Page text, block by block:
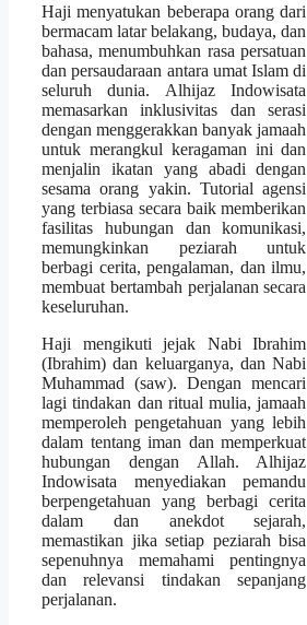
Haji menyatukan beberapa orang dari
bermacam latar belakang, budaya, dan
bahasa, menumbuhkan rasa persatuan
dan persaudaraan antara umat Islam di
seluruh dunia. Alhijaz Indowisata
memasarkan inklusivitas dan serasi
dengan menggerakkan banyak jamaah
untuk merangkul keragaman ini dan
menjalin ikatan yang abadi dengan
sesama orang yakin. Tutorial agensi
yang terbiasa secara baik memberikan
fasilitas hubungan dan komunikasi,
memungkinkan peziarah untuk
berbagi cerita, pengalaman, dan ilmu,
membuat bertambah perjalanan secara
keseluruhan.
Haji mengikuti jejak Nabi Ibrahim
(Ibrahim) dan keluarganya, dan Nabi
Muhammad (saw). Dengan mencari
lagi tindakan dan ritual mulia, jamaah
memperoleh pengetahuan yang lebih
dalam tentang iman dan memperkuat
hubungan dengan Allah. Alhijaz
Indowisata menyediakan pemandu
berpengetahuan yang berbagi cerita
dalam dan anekdot sejarah,
memastikan jika setiap peziarah bisa
sepenuhnya memahami pentingnya
dan relevansi tindakan sepanjang
perjalanan.